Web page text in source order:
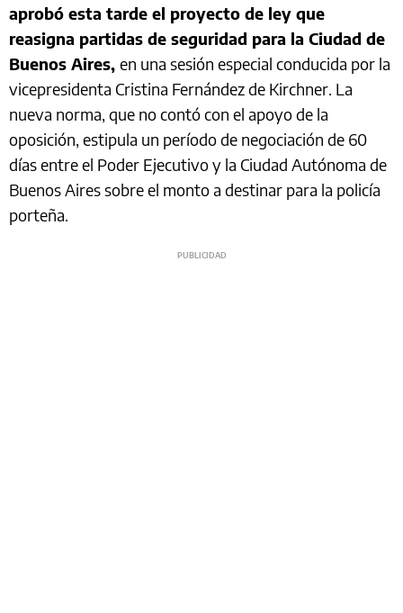
aprobó esta tarde el proyecto de ley que
reasigna partidas de seguridad para la Ciudad de
Buenos Aires, en una sesión especial conducida por la
vicepresidenta Cristina Fernández de Kirchner. La
nueva norma, que no contó con el apoyo de la
oposición, estipula un período de negociación de 60
días entre el Poder Ejecutivo y la Ciudad Autónoma de
Buenos Aires sobre el monto a destinar para la policía
porteña.